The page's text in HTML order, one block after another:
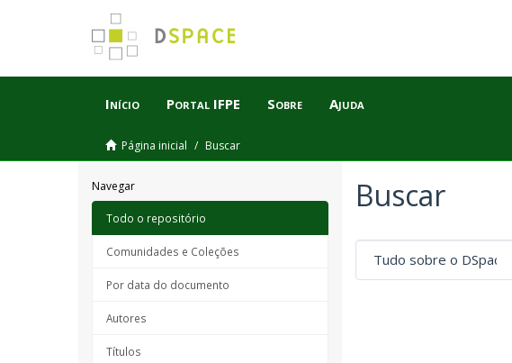
Início Portal IFPE Sobre Ajuda
Página inicial Buscar
Navegar
Todo o repositório
Comunidades e Coleções
Por data do documento
Autores
Títulos
Buscar